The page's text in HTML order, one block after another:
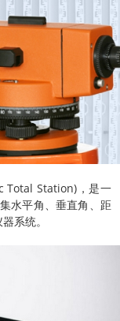
Total Station)，是一
水平角、垂直角、距
系统。